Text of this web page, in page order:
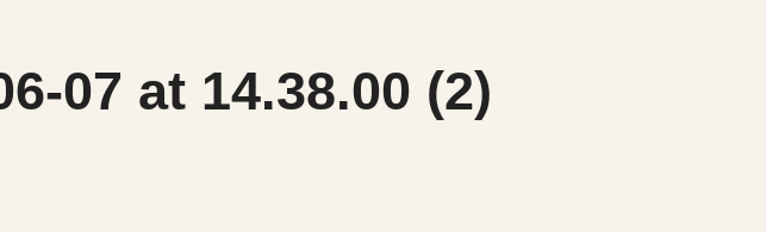
07 at 14.38.00 (2)